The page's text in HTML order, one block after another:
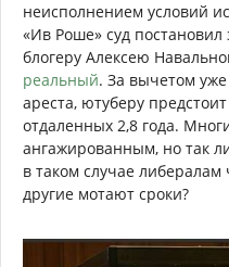
неисполнением условий
«Ив Роше» суд
блогеру Алексею
реальный. За вычетом
ареста, ютуберу
отдаленных 2,8 года.
ангажированным, но так
в таком случае либералам
другие мотают сроки?